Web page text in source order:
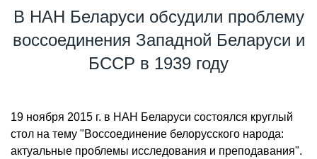
В НАН Беларуси обсудили проблему
воссоединения Западной Беларуси и
БССР в 1939 году
19 ноября 2015 г. в НАН Беларуси состоялся круглый
стол на тему "Воссоединение белорусского народа:
актуальные проблемы исследования и преподавания".